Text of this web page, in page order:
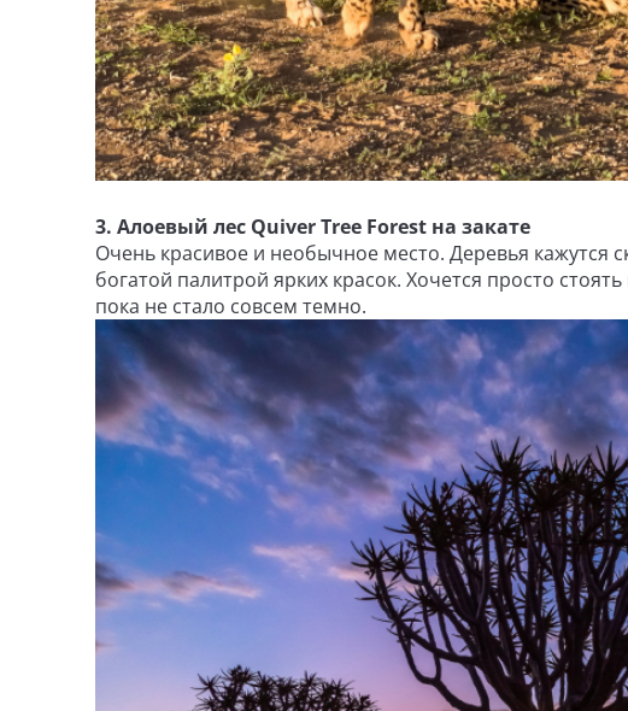
3. Алоевый лес Quiver Tree Forest на закате
Очень красивое и необычное место. Деревья кажутся
богатой палитрой ярких красок. Хочется просто
пока не стало совсем темно.